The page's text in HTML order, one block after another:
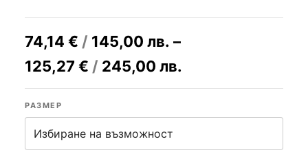
74,14 € / 145,00 лв. –
125,27 € / 245,00 лв.
РАЗМЕР